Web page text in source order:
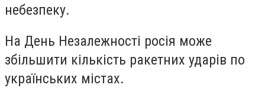
небезпеку.
На День Незалежності росія може
збільшити кількість ракетних ударів по
українських містах.